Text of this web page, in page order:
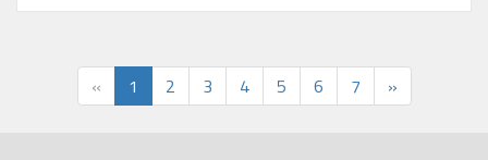
« 1 2 3 4 5 6 7 »